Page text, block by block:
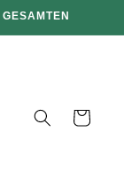
🔥
Warenkorb